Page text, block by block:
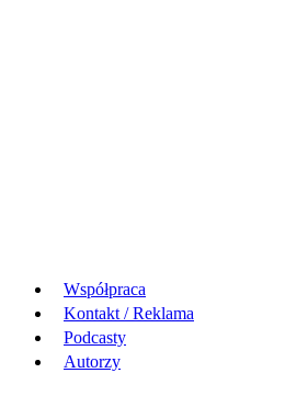
Współpraca
Kontakt / Reklama
Podcasty
Autorzy